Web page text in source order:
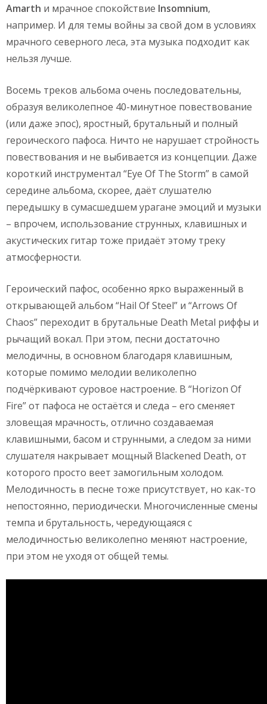
Amarth и мрачное спокойствие Insomnium,
например. И для темы войны за свой дом в условиях
мрачного северного леса, эта музыка подходит как
нельзя лучше.
Восемь треков альбома очень последовательны,
образуя великолепное 40-минутное повествование
(или даже эпос), яростный, брутальный и полный
героического пафоса. Ничто не нарушает стройность
повествования и не выбивается из концепции. Даже
короткий инструментал “Eye Of The Storm” в самой
середине альбома, скорее, даёт слушателю
передышку в сумасшедшем урагане эмоций и музыки
– впрочем, использование струнных, клавишных и
акустических гитар тоже придаёт этому треку
атмосферности.
Героический пафос, особенно ярко выраженный в
открывающей альбом “Hail Of Steel” и “Arrows Of
Chaos” переходит в брутальные Death Metal риффы и
рычащий вокал. При этом, песни достаточно
мелодичны, в основном благодаря клавишным,
которые помимо мелодии великолепно
подчёркивают суровое настроение. В “Horizon Of
Fire” от пафоса не остаётся и следа – его сменяет
зловещая мрачность, отлично создаваемая
клавишными, басом и струнными, а следом за ними
слушателя накрывает мощный Blackened Death, от
которого просто веет замогильным холодом.
Мелодичность в песне тоже присутствует, но как-то
непостоянно, периодически. Многочисленные смены
темпа и брутальность, чередующаяся с
мелодичностью великолепно меняют настроение,
при этом не уходя от общей темы.